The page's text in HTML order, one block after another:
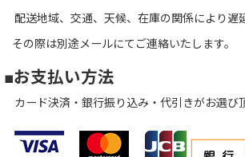
配送地域、交通、天候、在庫の関係により遅
その際は別途メールにてご連絡いたします。
■お支払い方法
カード決済・銀行振り込み・代引きがお選び